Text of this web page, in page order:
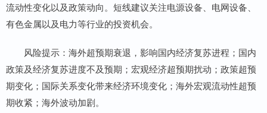
流动性变化以及政策动向。短线建议关注电源设备、电网设备、
有色金属以及电力等行业的投资机会。
风险提示：海外超预期衰退，影响国内经济复苏进程；国内
政策及经济复苏进度不及预期；宏观经济超预期扰动；政策超预
期变化；国际关系变化带来经济环境变化；海外宏观流动性超预
期收紧；海外波动加剧。